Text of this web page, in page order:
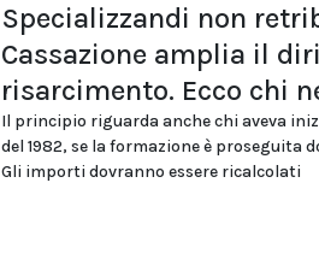
Specializzandi non
Cassazione amplia il
risarcimento. Ecco chi
Il principio riguarda anche chi aveva
del 1982, se la formazione è proseguita
Gli importi dovranno essere ricalcolati